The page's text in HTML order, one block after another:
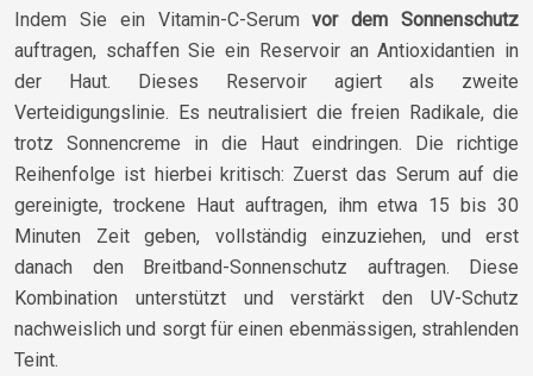
Indem Sie ein Vitamin-C-Serumvor dem Sonnenschutz
auftragen, schaffen Sie ein Reservoir an Antioxidantien in
der Haut. Dieses Reservoir agiert als zweite
Verteidigungslinie. Es neutralisiert die freien Radikale, die
trotz Sonnencreme in die Haut eindringen. Die richtige
Reihenfolge ist hierbei kritisch: Zuerst das Serum auf die
gereinigte, trockene Haut auftragen, ihm etwa 15 bis 30
Minuten Zeit geben, vollständig einzuziehen, und erst
danach den Breitband-Sonnenschutz auftragen. Diese
Kombination unterstützt und verstärkt den UV-Schutz
nachweislich und sorgt für einen ebenmässigen, strahlenden
Teint.